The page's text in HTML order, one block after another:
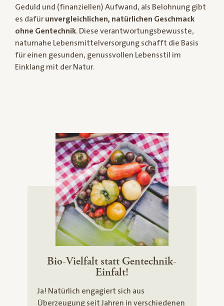
Geduld und (finanziellen) Aufwand, als Belohnung gibt
es dafür unvergleichlichen, natürlichen Geschmack
ohne Gentechnik. Diese verantwortungsbewusste,
naturnahe Lebensmittelversorgung schafft die Basis
für einen gesunden, genussvollen Lebensstil im
Einklang mit der Natur.
Bio-Vielfalt statt Gentechnik-
Einfalt!
Ja! Natürlich engagiert sich aus
Überzeugung seit Jahren in verschiedenen